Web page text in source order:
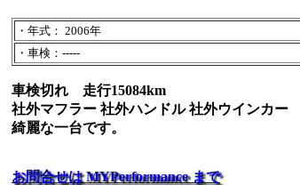
・年式： 2006年
・車検：-----
車検切れ 走行15084km
社外マフラー 社外ハンドル 社外ウインカー
綺麗な一台です。
お問合せは MYPerformance まで